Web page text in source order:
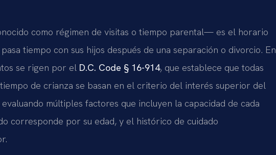
como régimen de visitas o tiempo parental— es el horario
tiempo con sus hijos después de una separación o divorcio. En
se rigen por el D.C. Code § 16-914, que establece que todas
de crianza se basan en el criterio del interés superior del
múltiples factores que incluyen la capacidad de cada
corresponde por su edad, y el histórico de cuidado